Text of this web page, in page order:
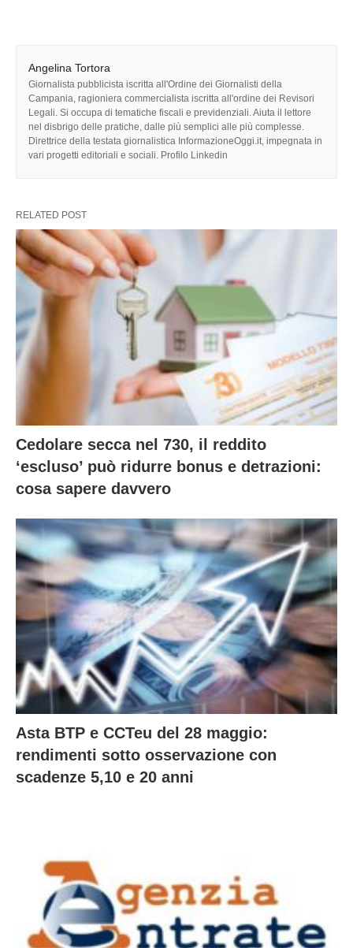
Angelina Tortora
Giornalista pubblicista iscritta all'Ordine dei Giornalisti della
Campania, ragioniera commercialista iscritta all'ordine dei Revisori
Legali. Si occupa di tematiche fiscali e previdenziali. Aiuta il lettore
nel disbrigo delle pratiche, dalle più semplici alle più complesse.
Direttrice della testata giornalistica InformazioneOggi.it, impegnata in
vari progetti editoriali e sociali. Profilo Linkedin
RELATED POST
Cedolare secca nel 730, il reddito
‘escluso’ può ridurre bonus e detrazioni:
cosa sapere davvero
Asta BTP e CCTeu del 28 maggio:
rendimenti sotto osservazione con
scadenze 5,10 e 20 anni